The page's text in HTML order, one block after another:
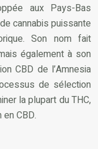
aux Pays-Bas
cannabis puissante
Son nom fait
également à son
CBD de l’Amnesia
de sélection
la plupart du THC,
CBD.